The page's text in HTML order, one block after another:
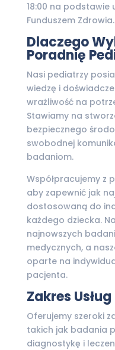
18:00 na podstawie
Funduszem Zdrowia.
Dlaczego
Poradnię
Nasi pediatrzy
wiedzę i
wrażliwość na
Stawiamy na
bezpiecznego
swobodnej
badaniom.
Współpracujemy z
aby zapewnić jak
dostosowaną do
każdego dziecka.
najnowszych
medycznych, a
oparte na
pacjenta.
Zakres
Oferujemy szeroki
takich jak badania
diagnostykę i